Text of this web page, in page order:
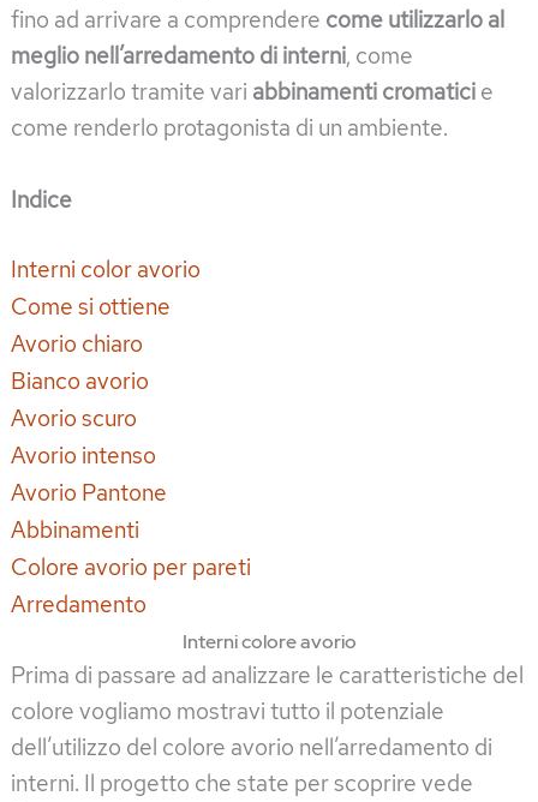
fino ad arrivare a comprendere come utilizzarlo al
meglio nell’arredamento di interni, come
valorizzarlo tramite vari abbinamenti cromatici e
come renderlo protagonista di un ambiente.
Indice
Interni color avorio
Come si ottiene
Avorio chiaro
Bianco avorio
Avorio scuro
Avorio intenso
Avorio Pantone
Abbinamenti
Colore avorio per pareti
Arredamento
Interni colore avorio
Prima di passare ad analizzare le caratteristiche del
colore vogliamo mostravi tutto il potenziale
dell’utilizzo del colore avorio nell’arredamento di
interni. Il progetto che state per scoprire vede